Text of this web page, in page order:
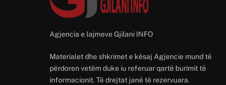
Agjencia e lajmeve Gjilani INFO
Materialet dhe shkrimet e kësaj Agjencie mund të
përdoren vetëm duke iu referuar qartë burimit të
informacionit. Të drejtat janë të rezervuara.